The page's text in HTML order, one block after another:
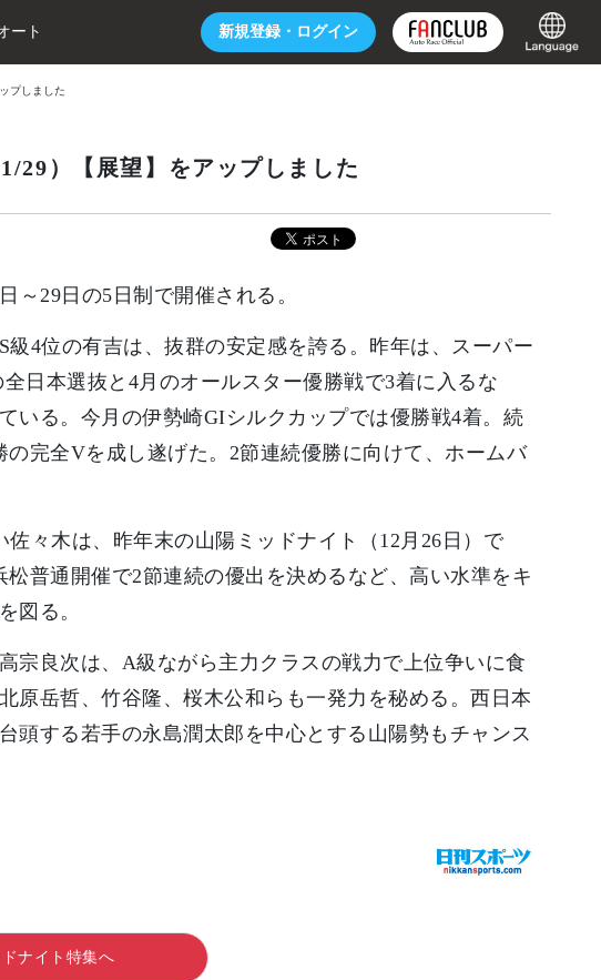
新規登録・ ログイン
ート
プしました
29）【展望】をアップしました
～29日の5日制で開催される。
4位の有吉は、抜群の安定感を誇る。昨年は、スーパー
日本選抜と4月のオールスター優勝戦で3着に入るな
いる。今月の伊勢崎GIシルクカップでは優勝戦4着。続
完全Vを成し遂げた。2節連続優勝に向けて、ホームバ
々木は、昨年末の山陽ミッドナイト（12月26日）で
普通開催で2節連続の優出を決めるなど、高い水準をキ
図る。
宗良次は、A級ながら主力クラスの戦力で上位争いに食
原岳哲、竹谷隆、桜木公和らも一発力を秘める。西日本
頭する若手の永島潤太郎を中心とする山陽勢もチャンス
ドナイト特集へ